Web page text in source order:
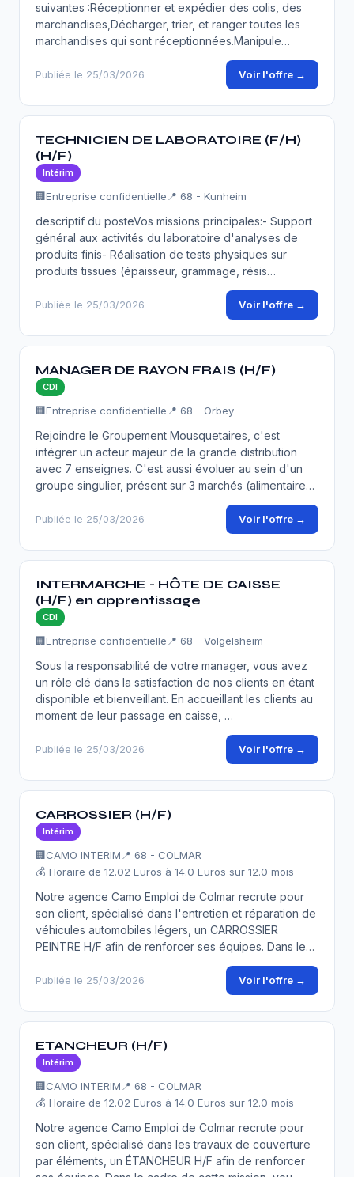
suivantes :Réceptionner et expédier des colis, des
marchandises,Décharger, trier, et ranger toutes les
marchandises qui sont réceptionnées.Manipule…
Publiée le 25/03/2026 Voir l'offre →
TECHNICIEN DE LABORATOIRE (F/H)
(H/F)
Intérim
🏢Entreprise confidentielle 📍 68 - Kunheim
descriptif du posteVos missions principales:- Support
général aux activités du laboratoire d'analyses de
produits finis- Réalisation de tests physiques sur
produits tissues (épaisseur, grammage, résis…
Publiée le 25/03/2026 Voir l'offre →
MANAGER DE RAYON FRAIS (H/F)
CDI
🏢Entreprise confidentielle 📍 68 - Orbey
Rejoindre le Groupement Mousquetaires, c'est
intégrer un acteur majeur de la grande distribution
avec 7 enseignes. C'est aussi évoluer au sein d'un
groupe singulier, présent sur 3 marchés (alimentaire…
Publiée le 25/03/2026 Voir l'offre →
INTERMARCHE - HÔTE DE CAISSE
(H/F) en apprentissage
CDI
🏢Entreprise confidentielle 📍 68 - Volgelsheim
Sous la responsabilité de votre manager, vous avez
un rôle clé dans la satisfaction de nos clients en étant
disponible et bienveillant. En accueillant les clients au
moment de leur passage en caisse, …
Publiée le 25/03/2026 Voir l'offre →
CARROSSIER (H/F)
Intérim
🏢CAMO INTERIM 📍 68 - COLMAR
💰 Horaire de 12.02 Euros à 14.0 Euros sur 12.0 mois
Notre agence Camo Emploi de Colmar recrute pour
son client, spécialisé dans l'entretien et réparation de
véhicules automobiles légers, un CARROSSIER
PEINTRE H/F afin de renforcer ses équipes. Dans le…
Publiée le 25/03/2026 Voir l'offre →
ETANCHEUR (H/F)
Intérim
🏢CAMO INTERIM 📍 68 - COLMAR
💰 Horaire de 12.02 Euros à 14.0 Euros sur 12.0 mois
Notre agence Camo Emploi de Colmar recrute pour
son client, spécialisé dans les travaux de couverture
par éléments, un ÉTANCHEUR H/F afin de renforcer